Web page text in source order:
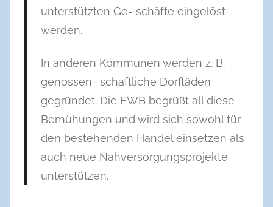
unterstützten Ge- schäfte eingelöst
werden.
In anderen Kommunen werden z. B.
genossen- schaftliche Dorfläden
gegründet. Die FWB begrüßt all diese
Bemühungen und wird sich sowohl für
den bestehenden Handel einsetzen als
auch neue Nahversorgungsprojekte
unterstützen.